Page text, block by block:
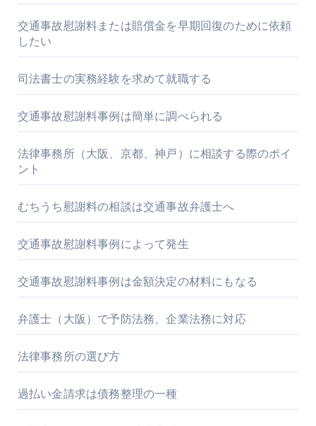
交通事故慰謝料または賠償金を早期回復のために依頼
したい
司法書士の実務経験を求めて就職する
交通事故慰謝料事例は簡単に調べられる
法律事務所（大阪、京都、神戸）に相談する際のポイ
ント
むちうち慰謝料の相談は交通事故弁護士へ
交通事故慰謝料事例によって発生
交通事故慰謝料事例は金額決定の材料にもなる
弁護士（大阪）で予防法務、企業法務に対応
法律事務所の選び方
過払い金請求は債務整理の一種